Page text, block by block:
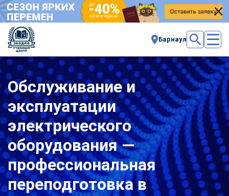
Барнаул
Обслуживание и
эксплуатации
электрического
оборудования —
профессиональная
переподготовка в